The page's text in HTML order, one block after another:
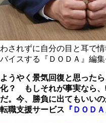
わされずに自分の目と耳で
バイスする『ＤＯＤＡ』編
ようやく景気回復と思った
化？ もしそれが事実なら、
だ。今、勝負に出てもいい
転職支援サービス 『ＤＯＤ